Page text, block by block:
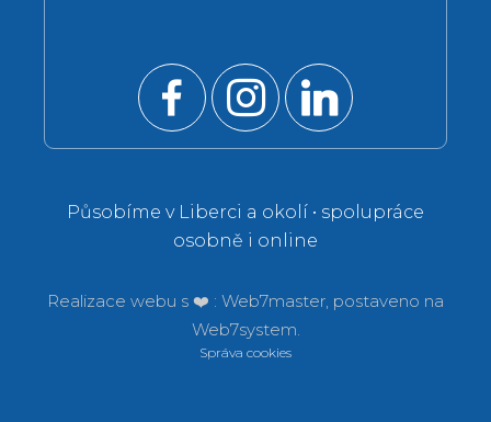
Působíme v Liberci a okolí • spolupráce
osobně i online
Realizace webu s ❤️ : Web7master, postaveno na
Web7system.
Správa cookies